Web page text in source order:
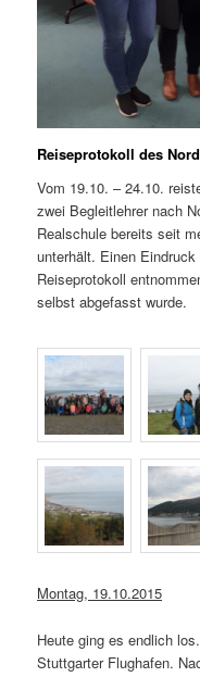
Reiseprotokoll des
Vom 19.10. – 24.10.
zwei Begleitlehrer nach
Realschule bereits seit
unterhält. Einen
Reiseprotokoll
selbst abgefasst wurde.
Montag, 19.10.2015
Heute ging es endlich
Stuttgarter Flughafen.